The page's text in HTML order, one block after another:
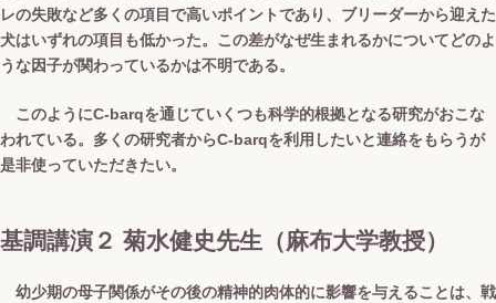
レの失敗など多くの項目で高いポイントであり、ブリーダーから迎えた
犬はいずれの項目も低かった。この差がなぜ生まれるかについてどのよ
うな因子が関わっているかは不明である。
このようにC-barqを通じていくつも科学的根拠となる研究がおこな
われている。多くの研究者からC-barqを利用したいと連絡をもらうが
是非使っていただきたい。
基調講演２ 菊水健史先生（麻布大学教授）
幼少期の母子関係がその後の精神的肉体的に影響を与えることは、戦